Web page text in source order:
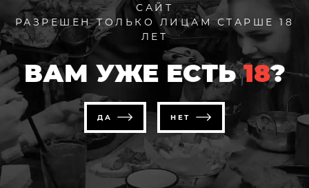
САЙТ
РАЗРЕШЕН ТОЛЬКО ЛИЦАМ СТАРШЕ 18
ЛЕТ
ВАМ УЖЕ ЕСТЬ18?
ДА НЕТ
Имя
Телефон / email
Ваш отзыв